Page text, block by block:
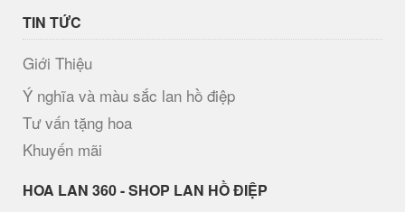
TIN TỨC
Giới Thiệu
Ý nghĩa và màu sắc lan hồ điệp
Tư vấn tặng hoa
Khuyến mãi
H​OA LAN 360 - SHOP LAN HỒ ĐIỆP